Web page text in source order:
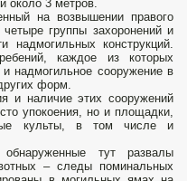
около 3 метров.
на возвышении правого
группы захоронений и
надмогильных конструкций.
каждое из которых
надмогильное сооружение в
форм.
и наличие этих сооружений
упокоения, но и площадки,
культы, в том числе и
тут развалы
– следы поминальных